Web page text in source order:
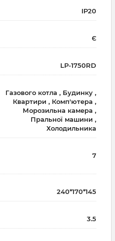
IP20
Є
LP-1750RD
Газового котла , Будинку ,
Квартири , Комп'ютера ,
Морозильна камера ,
Пральної машини ,
Холодильника
7
240*170*145
3.5